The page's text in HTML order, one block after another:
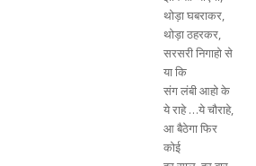
थोड़ा घबराकर,
थोड़ा ठहरकर,
सरसरी निगाहो से
या कि
संग लंबी आहो के
ये राहे …ये चौराहे,
आ बैठेगा फिर
कोई